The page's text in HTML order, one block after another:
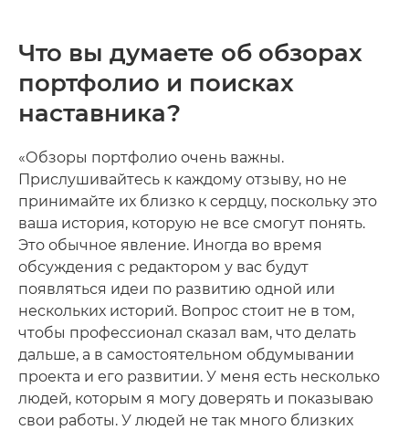
Что вы думаете об обзорах
портфолио и поисках
наставника?
«Обзоры портфолио очень важны.
Прислушивайтесь к каждому отзыву, но не
принимайте их близко к сердцу, поскольку это
ваша история, которую не все смогут понять.
Это обычное явление. Иногда во время
обсуждения с редактором у вас будут
появляться идеи по развитию одной или
нескольких историй. Вопрос стоит не в том,
чтобы профессионал сказал вам, что делать
дальше, а в самостоятельном обдумывании
проекта и его развитии. У меня есть несколько
людей, которым я могу доверять и показываю
свои работы. У людей не так много близких